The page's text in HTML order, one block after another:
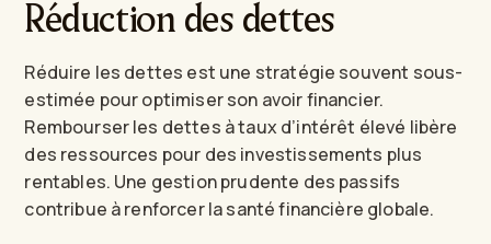
Réduction des dettes
Réduire les dettes est une stratégie souvent sous-
estimée pour optimiser son avoir financier.
Rembourser les dettes à taux d’intérêt élevé libère
des ressources pour des investissements plus
rentables. Une gestion prudente des passifs
contribue à renforcer la santé financière globale.